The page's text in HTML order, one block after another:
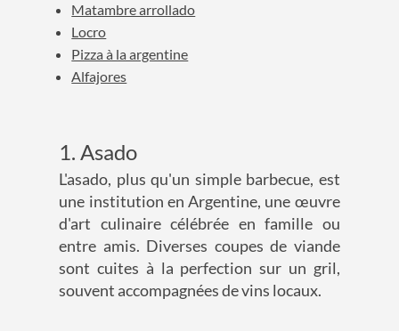
Matambre arrollado
Locro
Pizza à la argentine
Alfajores
1. Asado
L'asado, plus qu'un simple barbecue, est
une institution en Argentine, une œuvre
d'art culinaire célébrée en famille ou
entre amis. Diverses coupes de viande
sont cuites à la perfection sur un gril,
souvent accompagnées de vins locaux.